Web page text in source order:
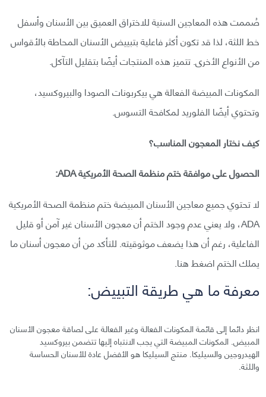
صُممت هذه المعاجين السنية للاختراق العميق بين الأسنان وأسفل
خط اللثة، لذا قد تكون أكثر فاعلية بتبييض الأسنان المحاطة بالأقواس
من الأنواع الأخرى. تتميز هذه المنتجات أيضًا بتقليل التآكل.
المكونات المبيضة الفعالة هي بيكربونات الصودا والبيروكسيد،
وتحتوي أيضًا الفلوريد لمكافحة التسوس.
كيف نختار المعجون المناسب؟
الحصول على موافقة ختم منظمة الصحة الأمريكية ADA:
لا تحتوي جميع معاجين الأسنان المبيضة ختم منظمة الصحة الأمريكية
ADA، ولا يعني عدم وجود الختم أن معجون الأسنان غير آمن أو قليل
الفاعلية، رغم أن هذا يضعف موثوقيته. للتأكد من أن معجون أسنان ما
يملك الختم اضغط هنا.
معرفة ما هي طريقة التبييض:
انظر دائما إلى قائمة المكونات الفعالة وغير الفعالة على لصاقة معجون الأسنان
المبيض. المكونات المبيضة التي يجب الانتباه إليها تتضمن بيروكسيد
الهيدروجين والسيليكا. منتج السيليكا هو الأفضل عادة للأسنان الحساسة
واللثة.